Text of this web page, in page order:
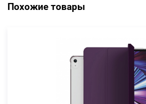
Похожие товары